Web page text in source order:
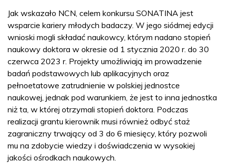
Jak wskazało NCN, celem konkursu SONATINA jest
wsparcie kariery młodych badaczy. W jego siódmej edycji
wnioski mogli składać naukowcy, którym nadano stopień
naukowy doktora w okresie od 1 stycznia 2020 r. do 30
czerwca 2023 r. Projekty umożliwiają im prowadzenie
badań podstawowych lub aplikacyjnych oraz
pełnoetatowe zatrudnienie w polskiej jednostce
naukowej, jednak pod warunkiem, że jest to inna jednostka
niż ta, w której otrzymali stopień doktora. Podczas
realizacji grantu kierownik musi również odbyć staż
zagraniczny trwający od 3 do 6 miesięcy, który pozwoli
mu na zdobycie wiedzy i doświadczenia w wysokiej
jakości ośrodkach naukowych.